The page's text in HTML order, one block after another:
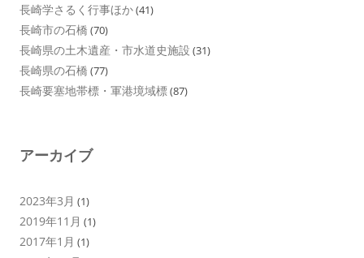
長崎学さるく行事ほか(41)
長崎市の石橋 (70)
長崎県の土木遺産・市水道史施設 (31)
長崎県の石橋 (77)
長崎要塞地帯標・軍港境域標(87)
アーカイブ
2023年3月 (1)
2019年11月 (1)
2017年1月 (1)